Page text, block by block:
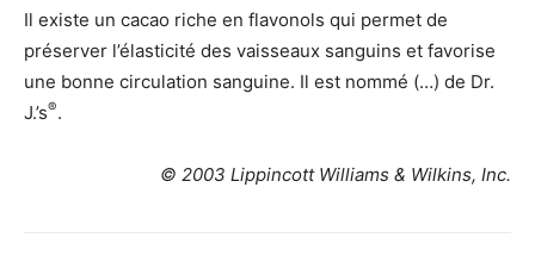
Il existe un cacao riche en flavonols qui permet de
préserver l’élasticité des vaisseaux sanguins et favorise
une bonne circulation sanguine. Il est nommé (…) de Dr.
J.’s®.
© 2003 Lippincott Williams & Wilkins, Inc.